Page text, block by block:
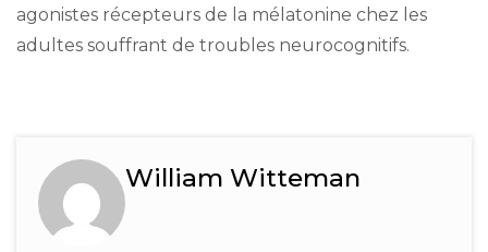
agonistes récepteurs de la mélatonine chez les
adultes souffrant de troubles neurocognitifs.
William Witteman